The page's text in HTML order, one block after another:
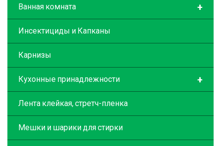
+
Ванная комната
Инсектициды и Капканы
Карнизы
+
Кухонные принадлежности
Лента клейкая, стретч-пленка
Мешки и шарики для стирки